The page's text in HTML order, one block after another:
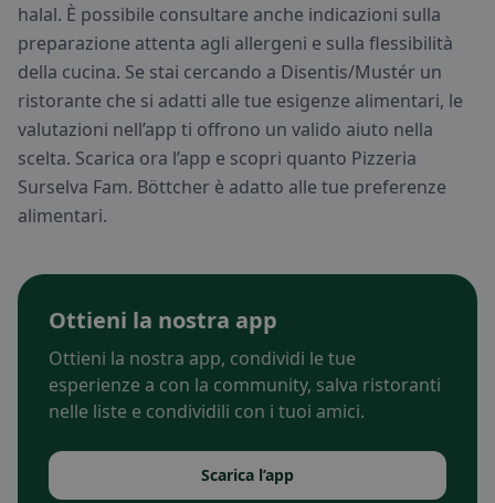
halal. È possibile consultare anche indicazioni sulla
preparazione attenta agli allergeni e sulla flessibilità
della cucina. Se stai cercando a Disentis/Mustér un
ristorante che si adatti alle tue esigenze alimentari, le
valutazioni nell’app ti offrono un valido aiuto nella
scelta. Scarica ora l’app e scopri quanto Pizzeria
Surselva Fam. Böttcher è adatto alle tue preferenze
alimentari.
Ottieni la nostra app
Ottieni la nostra app, condividi le tue
esperienze a con la community, salva ristoranti
nelle liste e condividili con i tuoi amici.
Scarica l’app